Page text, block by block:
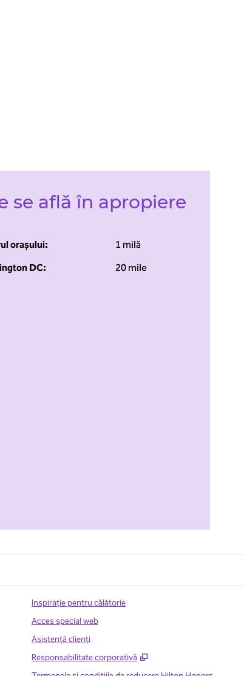
se află în apropiere
orașului:
1 milă
DC:
20 mile
Inspirație pentru călătorie
Acces special web
Asistenţă clienţi
Responsabilitate corporativă
,